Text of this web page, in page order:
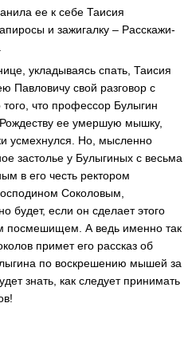
ее к себе Таисия
и зажигалку – Расскажи-
укладываясь спать, Таисия
Павловичу свой разговор с
что профессор Булыгин
ее умершую мышку,
усмехнулся. Но, мысленно
застолье у Булыгиных с весьма
в его честь ректором
Соколовым,
будет, если он сделает этого
посмешищем. А ведь именно так
примет его рассказ об
по воскрешению мышей за
знать, как следует принимать